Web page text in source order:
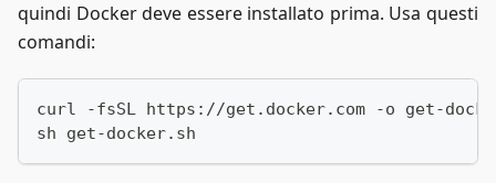
quindi Docker deve essere installato prima. Usa questi
comandi:
curl -fsSL https://get.docker.com -o get-
sh get-docker.sh